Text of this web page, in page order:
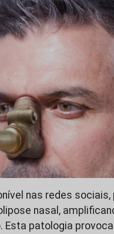
nas redes
nasal,
Esta patologia provoca